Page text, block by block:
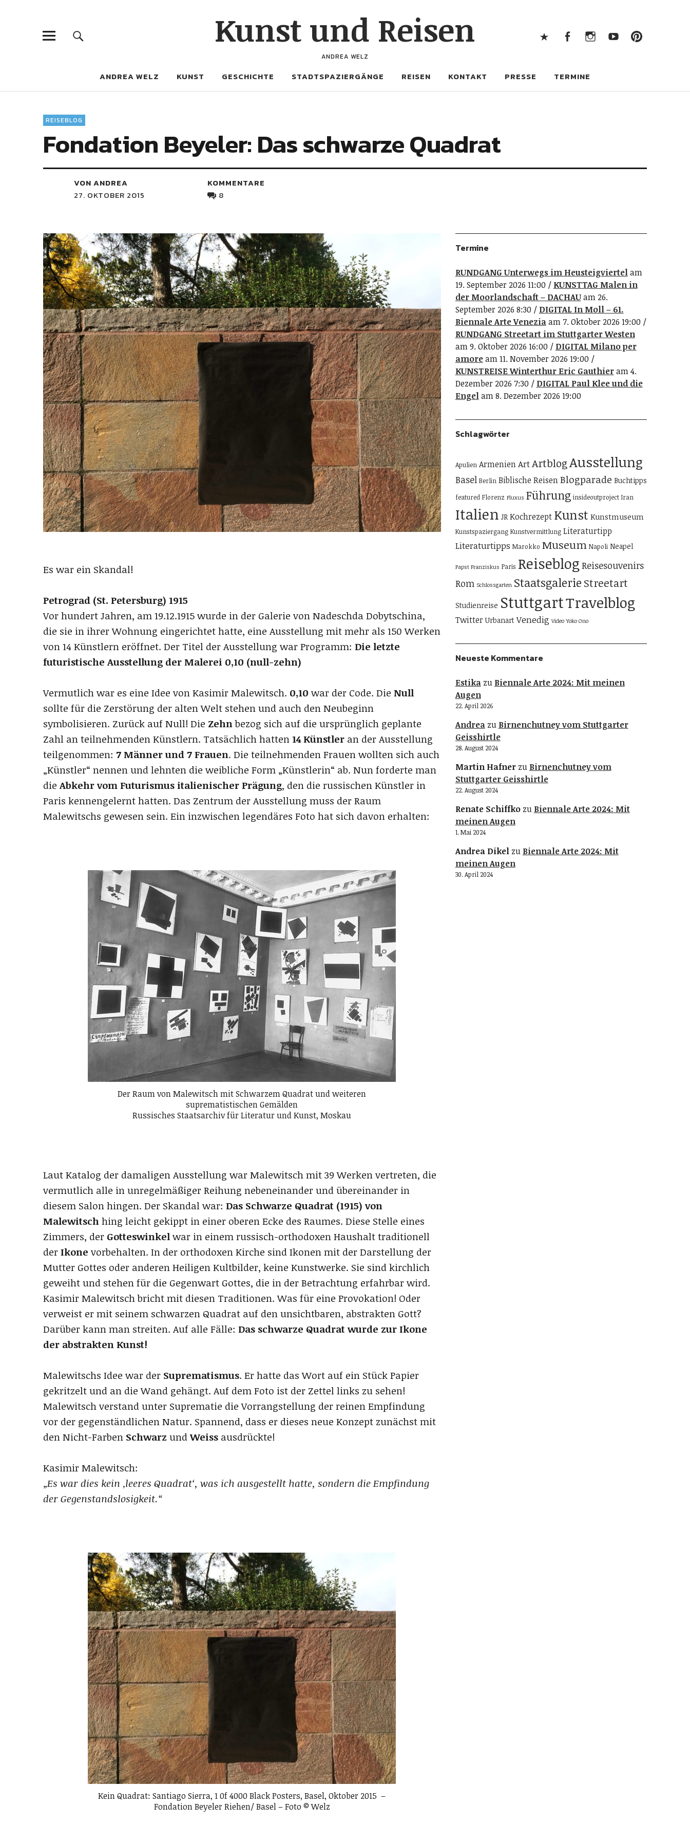
Kunst und Reisen
ANDREA WELZ
ANDREA WELZ KUNST GESCHICHTE STADTSPAZIERGÄNGE REISEN KONTAKT PRESSE TERMINE
REISEBLOG
Fondation Beyeler: Das schwarze Quadrat
VON ANDREA
27. OKTOBER 2015
KOMMENTARE
8
Es war ein Skandal!
Petrograd (St. Petersburg) 1915
Vor hundert Jahren, am 19.12.1915 wurde in der Galerie von Nadeschda Dobytschina,
die sie in ihrer Wohnung eingerichtet hatte, eine Ausstellung mit mehr als 150 Werken
von 14 Künstlern eröffnet. Der Titel der Ausstellung war Programm: Die letzte
futuristische Ausstellung der Malerei 0,10 (null-zehn)
Vermutlich war es eine Idee von Kasimir Malewitsch. 0,10 war der Code. Die Null
sollte für die Zerstörung der alten Welt stehen und auch den Neubeginn
symbolisieren. Zurück auf Null! Die Zehnbezog sich auf die ursprünglich geplante
Zahl an teilnehmenden Künstlern. Tatsächlich hatten14 Künstler an der Ausstellung
teilgenommen: 7 Männer und 7 Frauen. Die teilnehmenden Frauen wollten sich auch
„Künstler“ nennen und lehnten die weibliche Form „Künstlerin“ ab. Nun forderte man
dieAbkehr vom Futurismus italienischer Prägung, den die russischen Künstler in
Paris kennengelernt hatten. Das Zentrum der Ausstellung muss der Raum
Malewitschs gewesen sein. Ein inzwischen legendäres Foto hat sich davon erhalten:
Der Raum von Malewitsch mit Schwarzem Quadrat und weiteren
suprematistischen Gemälden
Russisches Staatsarchiv für Literatur und Kunst, Moskau
Laut Katalog der damaligen Ausstellung war Malewitsch mit 39 Werken vertreten, die
vermutlich alle in unregelmäßiger Reihung nebeneinander und übereinander in
diesem Salon hingen. Der Skandal war: Das Schwarze Quadrat (1915) von
Malewitschhing leicht gekippt in einer oberen Ecke des Raumes. Diese Stelle eines
Zimmers, der Gotteswinkelwar in einem russisch-orthodoxen Haushalt traditionell
derIkone vorbehalten. In der orthodoxen Kirche sind Ikonen mit der Darstellung der
Mutter Gottes oder anderen Heiligen Kultbilder, keine Kunstwerke. Sie sind kirchlich
geweiht und stehen für die Gegenwart Gottes, die in der Betrachtung erfahrbar wird.
Kasimir Malewitsch bricht mit diesen Traditionen. Was für eine Provokation! Oder
verweist er mit seinem schwarzen Quadrat auf den unsichtbaren, abstrakten Gott?
Darüber kann man streiten. Auf alle Fälle: Das schwarze Quadrat wurde zur Ikone
der abstrakten Kunst!
Malewitschs Idee war der Suprematismus. Er hatte das Wort auf ein Stück Papier
gekritzelt und an die Wand gehängt. Auf dem Foto ist der Zettel links zu sehen!
Malewitsch verstand unter Suprematie die Vorrangstellung der reinen Empfindung
vor der gegenständlichen Natur. Spannend, dass er dieses neue Konzept zunächst mit
den Nicht-Farben Schwarz undWeiss ausdrückte!
Kasimir Malewitsch:
„Es war dies kein ‚leeres Quadrat‘, was ich ausgestellt hatte, sondern die Empfindung
der Gegenstandslosigkeit.“
Kein Quadrat: Santiago Sierra, 1 0f 4000 Black Posters, Basel, Oktober 2015 –
Fondation Beyeler Riehen/ Basel – Foto © Welz
Termine
RUNDGANG Unterwegs im Heusteigviertelam
19. September 2026 11:00
KUNSTTAG Malen in
der Moorlandschaft – DACHAUam 26.
September 2026 8:30
DIGITAL In Moll – 61.
Biennale Arte Veneziaam 7. Oktober 2026 19:00
RUNDGANG Streetart im Stuttgarter Westen
am 9. Oktober 2026 16:00
DIGITAL Milano per
amoream 11. November 2026 19:00
KUNSTREISE Winterthur Eric Gauthieram 4.
Dezember 2026 7:30
DIGITAL Paul Klee und die
Engelam 8. Dezember 2026 19:00
Schlagwörter
Apulien ArmenienArtArtblogAusstellung
Basel Berlin Biblische ReisenBlogparade Buchtipps
featured Florenz Fluxus Führung insideoutproject Iran
Italien JR Kochrezept Kunst Kunstmuseum
Kunstspaziergang Kunstvermittlung Literaturtipp
Literaturtipps Marokko Museum Napoli Neapel
Papst Franziskus Paris Reiseblog Reisesouvenirs
Rom Schlossgarten Staatsgalerie Streetart
Studienreise StuttgartTravelblog
Twitter Urbanart Venedig Video Yoko Ono
Neueste Kommentare
Estikazu Biennale Arte 2024: Mit meinen
Augen
22. April 2026
Andreazu Birnenchutney vom Stuttgarter
Geisshirtle
28. August 2024
Martin Hafnerzu Birnenchutney vom
Stuttgarter Geisshirtle
22. August 2024
Renate Schiffkozu Biennale Arte 2024: Mit
meinen Augen
1. Mai 2024
Andrea Dikelzu Biennale Arte 2024: Mit
meinen Augen
30. April 2024